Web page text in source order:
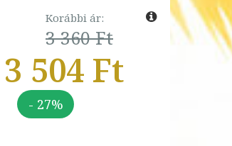
Korábbi ár:
3 360 Ft
3 504 Ft
- 27%